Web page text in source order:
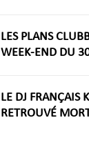
2026
LES PLANS
WEEK-END DU
LE DJ FRANÇAIS
RETROUVÉ